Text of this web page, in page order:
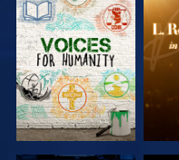
DÉCOUVRIR
LES SÉRIES